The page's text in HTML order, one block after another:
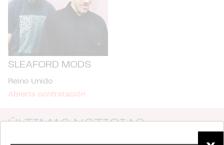
SLEAFORD MODS
Reino Unido
Abierta contratación
ÚLTIMAS NOTICIAS